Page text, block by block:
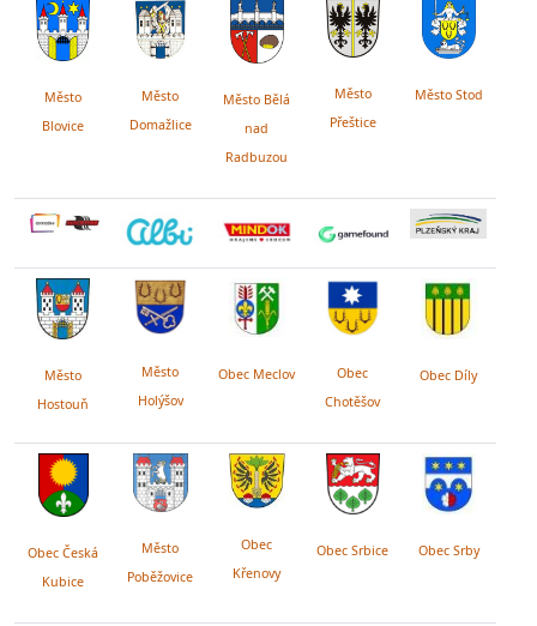
Město
Blovice
Město
Domažlice
Město Bělá
nad
Radbuzou
Město
Přeštice
Město Stod
Město
Hostouň
Město
Holýšov
Obec Meclov
Obec
Chotěšov
Obec Díly
Obec Česká
Kubice
Město
Poběžovice
Obec
Křenovy
Obec Srbice Obec Srby